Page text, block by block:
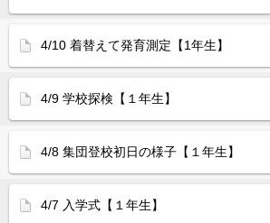
4/10 着替えて発育測定【1年生】
4/9 学校探検【１年生】
4/8 集団登校初日の様子【１年生】
4/7 入学式【１年生】